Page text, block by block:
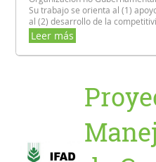
Su trabajo se orienta al (1)
al (2) desarrollo de la
Leer más